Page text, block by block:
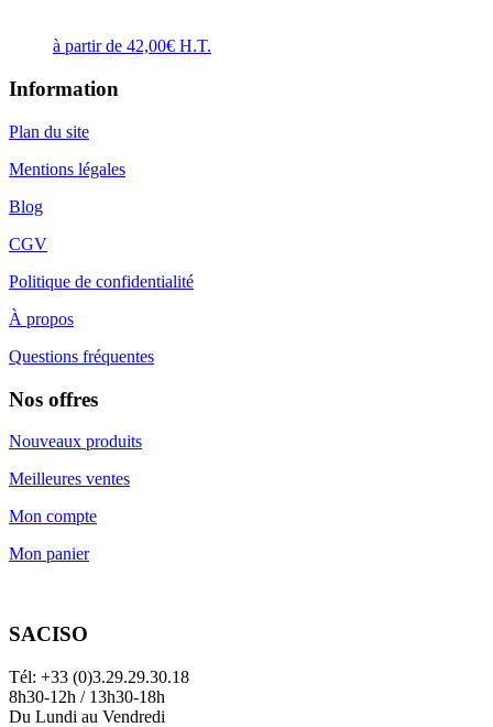
à partir de 42,00€ H.T.
Information
Plan du site
Mentions légales
Blog
CGV
Politique de confidentialité
À propos
Questions fréquentes
Nos offres
Nouveaux produits
Meilleures ventes
Mon compte
Mon panier
SACISO
Tél: +33 (0)3.29.29.30.18
8h30-12h / 13h30-18h
Du Lundi au Vendredi